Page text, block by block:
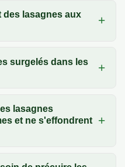
des lasagnes aux
surgelés dans les
lasagnes
et ne s'effondrent